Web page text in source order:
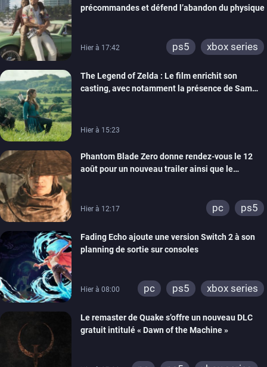
précommandes et défend l’abandon du physique
Hier à 17:42 ps5 xbox series
The Legend of Zelda : Le film enrichit son
casting, avec notamment la présence de Sam
Hier à 15:23
Phantom Blade Zero donne rendez-vous le 12
août pour un nouveau trailer ainsi que le
Hier à 12:17 pc ps5
Fading Echo ajoute une version Switch 2 à son
planning de sortie sur consoles
Hier à 08:00 pc ps5 xbox series
Le remaster de Quake s’offre un nouveau DLC
gratuit intitulé « Dawn of the Machine »